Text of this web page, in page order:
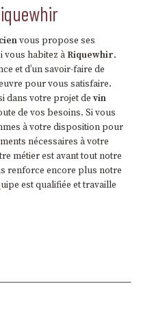
vous propose ses
vous habitez à Riquewhir.
et d’un savoir-faire de
pour vous satisfaire.
dans votre projet de vin
de vos besoins. Si vous
à votre disposition pour
nécessaires à votre
métier est avant tout notre
renforce encore plus notre
est qualifiée et travaille